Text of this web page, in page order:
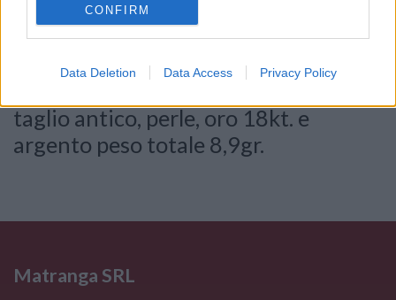
CONFIRM
Data Deletion Data Access Privacy Policy
taglio antico, perle, oro 18kt. e
argento peso totale 8,9gr.
Matranga SRL